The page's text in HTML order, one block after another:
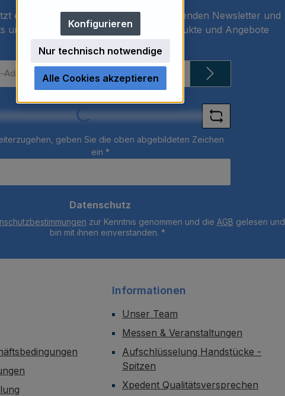
einfach unseren regelmäßig erscheinenden Newsletter und
unter den Ersten sein, über neue Produkte und Angebote
Loading...
geben Sie die oben abgebildeten Zeichen
ein *
Datenschutz
zur Kenntnis genommen und die AGB gelesen und
bin mit ihnen einverstanden. *
Informationen
Unser Team
Messen & Veranstaltungen
Aufschlüsselung Handstücke -
Spitzen
Xpedent Qualitätsversprechen
Nur technisch notwendige
Konfigurieren
Alle Cookies akzeptieren